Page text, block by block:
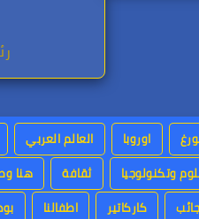
اوروبا العالم العربي
وتكنولوجيا ثقافة هنا
كاركاتير اطفالنا